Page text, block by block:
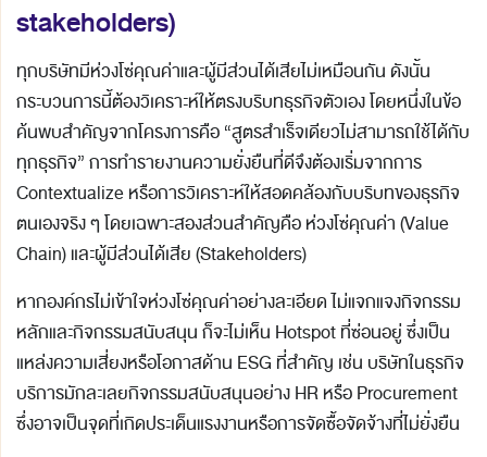
stakeholders)
ทุกบริษัทมีห่วงโซ่คุณค่าและผู้มีส่วนได้เสียไม่เหมือนกัน ดังนั้น
กระบวนการนี้ต้องวิเคราะห์ให้ตรงบริบทธุรกิจตัวเอง โดยหนึ่งในข้อ
ค้นพบสำคัญจากโครงการคือ “สูตรสำเร็จเดียวไม่สามารถใช้ได้กับ
ทุกธุรกิจ” การทำรายงานความยั่งยืนที่ดีจึงต้องเริ่มจากการ
Contextualize หรือการวิเคราะห์ให้สอดคล้องกับบริบทของธุรกิจ
ตนเองจริง ๆ โดยเฉพาะสองส่วนสำคัญคือ ห่วงโซ่คุณค่า (Value
Chain) และผู้มีส่วนได้เสีย (Stakeholders)
หากองค์กรไม่เข้าใจห่วงโซ่คุณค่าอย่างละเอียด ไม่แจกแจงกิจกรรม
หลักและกิจกรรมสนับสนุน ก็จะไม่เห็น Hotspot ที่ซ่อนอยู่ ซึ่งเป็น
แหล่งความเสี่ยงหรือโอกาสด้าน ESG ที่สำคัญ เช่น บริษัทในธุรกิจ
บริการมักละเลยกิจกรรมสนับสนุนอย่าง HR หรือ Procurement
ซึ่งอาจเป็นจุดที่เกิดประเด็นแรงงานหรือการจัดซื้อจัดจ้างที่ไม่ยั่งยืน